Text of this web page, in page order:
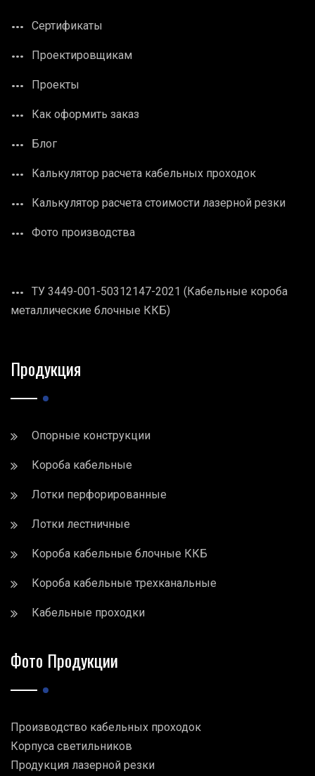
Сертификаты
Проектировщикам
Проекты
Как оформить заказ
Блог
Калькулятор расчета кабельных проходок
Калькулятор расчета стоимости лазерной резки
Фото производства
ТУ 3449-001-50312147-2021 (Кабельные короба
металлические блочные ККБ)
Продукция
Опорные конструкции
Короба кабельные
Лотки перфорированные
Лотки лестничные
Короба кабельные блочные ККБ
Короба кабельные трехканальные
Кабельные проходки
Фото Продукции
Производство кабельных проходок
Корпуса светильников
Продукция лазерной резки